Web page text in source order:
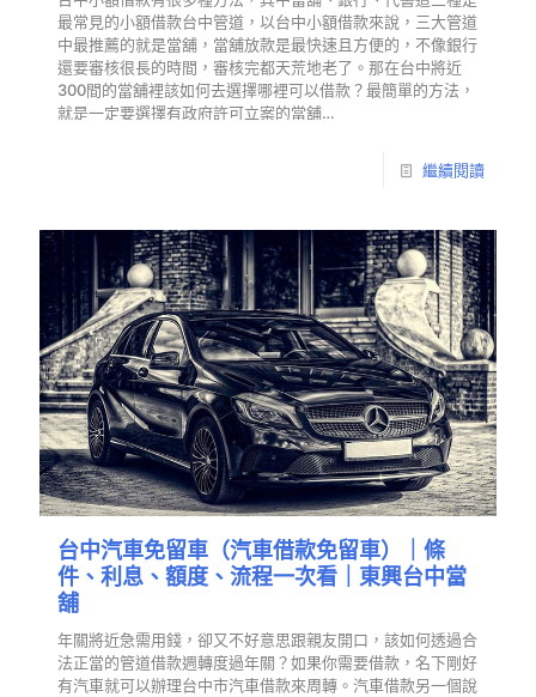
最常見的小額借款台中管道，以台中小額借款來說，三大管道
中最推薦的就是當舖，當舖放款是最快速且方便的，不像銀行
還要審核很長的時間，審核完都天荒地老了。那在台中將近
300間的當舖裡該如何去選擇哪裡可以借款？最簡單的方法，
就是一定要選擇有政府許可立案的當舖…
繼續閱讀
台中汽車免留車（汽車借款免留車）｜條
件、利息、額度、流程一次看｜東興台中當
舖
年關將近急需用錢，卻又不好意思跟親友開口，該如何透過合
法正當的管道借款週轉度過年關？如果你需要借款，名下剛好
有汽車就可以辦理台中市汽車借款來周轉。汽車借款另一個說